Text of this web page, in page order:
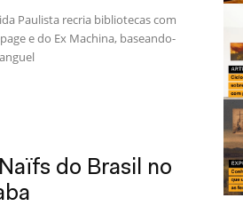
Paulista recria bibliotecas com
e do Ex Machina, baseando-
do Brasil no